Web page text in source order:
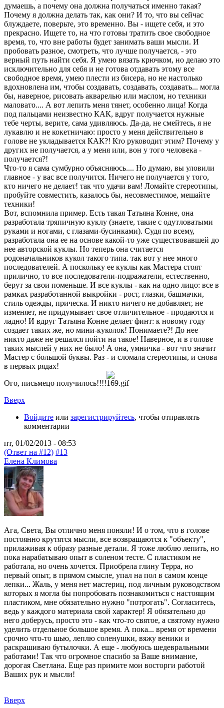
думаешь, а почему она должна получаться именно такая?
Почему я должна делать так, как они? И то, что вы сейчас
блуждаете, поверьте, это временно. Вы - ищете себя, и это
прекрасно. Ищете то, на что готовы тратить свое свободное
время, то, что вне работы будет занимать ваши мысли. И
пробовать разное, смотреть, что лучше получается, - это
верный путь найти себя. Я умею вязать крючком, но делаю это
исключительно для себя и не готова отдавать этому все
свободное время, умею плести из бисера, но не настолько
вдохновлена им, чтобы создавать, создавать, создавать... могла
бы, наверное, рисовать акварелью или маслом, но техники
маловато.... А вот лепить меня тянет, особенно лица! Когда
под пальцами неизвестно КАК, вдруг получается нужные
тебе черты, верите, сама удивляюсь. Да-да, не смейтесь, я не
лукавлю и не кокетничаю: просто у меня действительно в
голове не укладывается КАК?! Кто руководит этим? Почему у
других не получается, а у меня или, вон у того человека -
получается?!
Что-то я сама сумбурно объясняюсь.... Но думаю, вы уловили
главное - у вас все получится. Ничего не получается у того,
кто ничего не делает! так что удачи вам! Ломайте стереотипы,
пробуйте совместить, казалось бы, несовместимое, мешайте
техники!
Вот, вспомнила пример. Есть такая Татьяна Конне, она
разработала тряпичную куклу (знаете, такие с одутловатыми
руками и ногами, с глазами-бусинками). Судя по всему,
разработала она ее на основе какой-то уже существовавшей до
нее авторской куклы. Но теперь она считается
родоначальников кукол такого типа. так вот у нее много
последователей. А поскольку ее куклы как Мастера стоят
прилично, то все последователи-подражатели, естественно,
берут за свои поменьше. И все куклы - как на одно лицо: все в
рамках разработанной выкройки - рост, глазки, башмачки,
стиль одежды, прическа. И никто ничего не добавляет, не
изменяет, не придумывает свое отличительное - продаются и
ладно! И вдруг Татьяна Конне делает финт: к новому году
создает таких же, но мини-куколок! Понимаете?! До нее
никто даже не решался пойти на такое! Наверное, и в голове
таких мыслей у них не было! А она, умничка - вот что значит
Мастер с большой буквы. Раз - и сломала стереотипы, и снова
в первых рядах!
Ого, письмецо получилось!!!!
Вверх
Войдите или зарегистрируйтесь, чтобы отправлять
комментарии
пт, 01/02/2013 - 08:53
(Ответ на #12) #13
Елена Климова
Ага, Света, Вы отлично меня поняли! И о том, что в голове
постоянно крутятся мысли, все возвращаются к "объекту",
прилаживая к образу разные детали. Я тоже люблю лепить, но
пока нарабатываю опыт в соленом тесте. С пластиком не
работала, но очень хочется. Приобрела глину Терра, но
первый опыт, в прямом смысле, упал на пол в самом конце
лепки... Жаль, у меня нет мастериц, под личным руководством
которых я могла бы попробовать познакомиться с настоящим
пластиком, мне обязательно нужно "потрогать". Согласитесь,
ведь у каждого материала свой характер! Я обязательно до
него доберусь, просто это - как что-то святое, а святому нужно
уделить отдельное большое время. А пока... время от времени
срочно что-то шью, леплю соленушки, вяжу веники и
раскрашиваю бутылочки. А еще - любуюсь шедевральными
работами! Так что огромное спасибо за Ваше внимание,
дорогая Светлана. Еще раз примите мои восторги работой
Ваших рук и мысли!
Вверх